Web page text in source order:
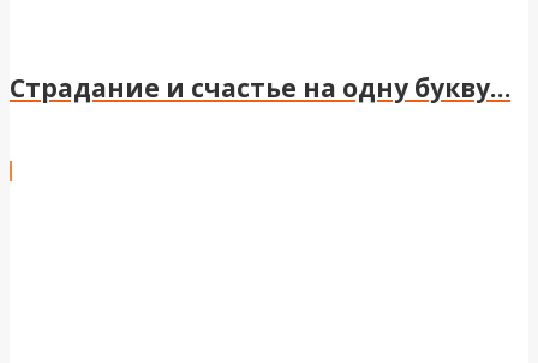
Страдание и счастье на одну букву…